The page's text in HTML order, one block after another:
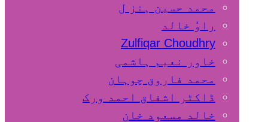
محمد حسین ہنز ل
راوٗ خالد
Zulfiqar Choudhry
خاور نعیم ہاشمی
محمد فاروق چوہان
ڈاکٹر اشفاق احمد ورک
خالد مسعود خان